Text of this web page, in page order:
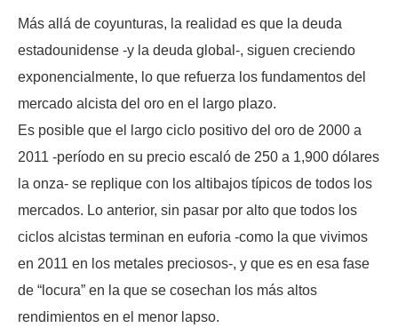
Más allá de coyunturas, la realidad es que la deuda
estadounidense -y la deuda global-, siguen creciendo
exponencialmente, lo que refuerza los fundamentos del
mercado alcista del oro en el largo plazo.
Es posible que el largo ciclo positivo del oro de 2000 a
2011 -período en su precio escaló de 250 a 1,900 dólares
la onza- se replique con los altibajos típicos de todos los
mercados. Lo anterior, sin pasar por alto que todos los
ciclos alcistas terminan en euforia -como la que vivimos
en 2011 en los metales preciosos-, y que es en esa fase
de “locura” en la que se cosechan los más altos
rendimientos en el menor lapso.